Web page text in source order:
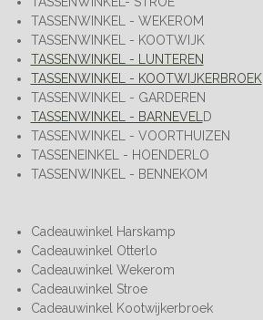
TASSENWINKEL - WEKEROM
TASSENWINKEL - KOOTWIJK
TASSENWINKEL - LUNTEREN
TASSENWINKEL - KOOTWIJKERBROEK
TASSENWINKEL - GARDEREN
TASSENWINKEL - BARNEVELD
TASSENWINKEL - VOORTHUIZEN
TASSENEINKEL - HOENDERLO
TASSENWINKEL - BENNEKOM
Cadeauwinkel Harskamp
Cadeauwinkel Otterlo
Cadeauwinkel Wekerom
Cadeauwinkel Stroe
Cadeauwinkel Kootwijkerbroek